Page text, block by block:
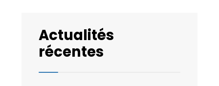
Actualités
récentes